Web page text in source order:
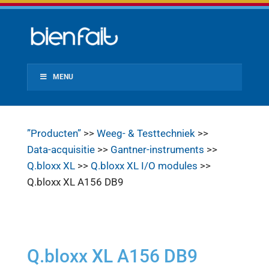
MENU
”Producten”>> Weeg- & Testtechniek>>
Data-acquisitie>> Gantner-instruments >>
Q.bloxx XL>> Q.bloxx XL I/O modules >>
Q.bloxx XL A156 DB9
Q.bloxx XL A156 DB9